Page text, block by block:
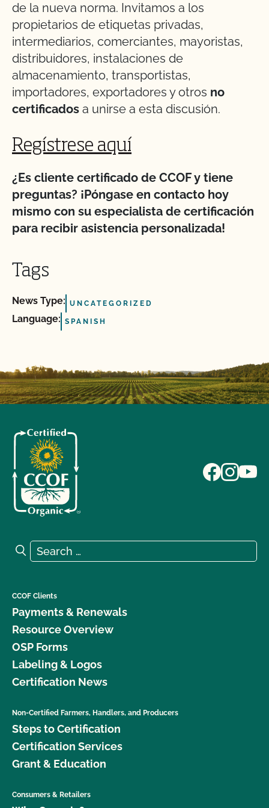
de la nueva norma. Invitamos a los
propietarios de etiquetas privadas,
intermediarios, comerciantes, mayoristas,
distribuidores, instalaciones de
almacenamiento, transportistas,
importadores, exportadores y otros no
certificados a unirse a esta discusión.
Regístrese aquí
¿Es cliente certificado de CCOF y tiene
preguntas? ¡Póngase en contacto hoy
mismo con su especialista de certificación
para recibir asistencia personalizada!
Tags
News Type: UNCATEGORIZED
Language: SPANISH
Search for:
Search
CCOF Clients
Payments & Renewals
Resource Overview
OSP Forms
Labeling & Logos
Certification News
Non-Certified Farmers, Handlers, and Producers
Steps to Certification
Certification Services
Grant & Education
Consumers & Retailers